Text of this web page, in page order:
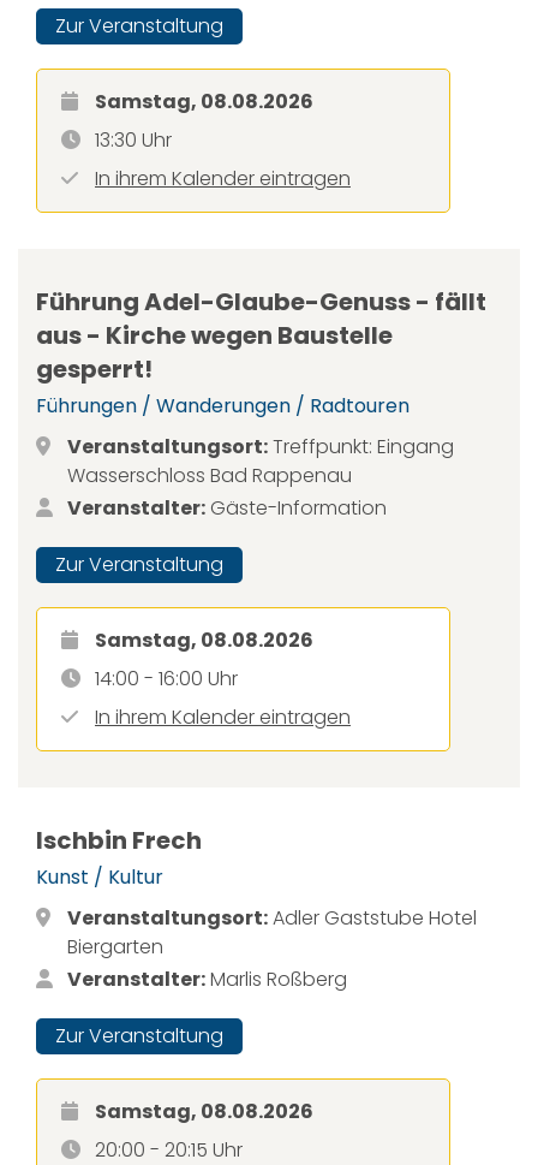
Zur Veranstaltung
Samstag, 08.08.2026
13:30 Uhr
In ihrem Kalender eintragen
Führung Adel-Glaube-Genuss - fällt
aus - Kirche wegen Baustelle
gesperrt!
Führungen / Wanderungen / Radtouren
Veranstaltungsort:Treffpunkt: Eingang
Wasserschloss Bad Rappenau
Veranstalter: Gäste-Information
Zur Veranstaltung
Samstag, 08.08.2026
14:00 - 16:00 Uhr
In ihrem Kalender eintragen
Ischbin Frech
Kunst / Kultur
Veranstaltungsort:Adler Gaststube Hotel
Biergarten
Veranstalter:Marlis Roßberg
Zur Veranstaltung
Samstag, 08.08.2026
20:00 - 20:15 Uhr